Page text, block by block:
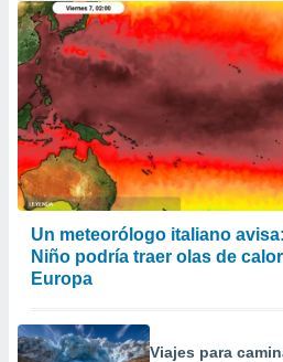
Un meteorólogo italiano
Niño podría traer olas de
Europa
Viajes para